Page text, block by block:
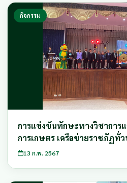
กิจกรรม
การแข่งขันทักษะทางวิชาการ
การเกษตร เครือข่ายราชภัฏทั่
13 ก.พ. 2567